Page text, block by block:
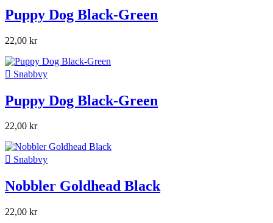
Puppy Dog Black-Green
22,00 kr
 Snabbvy
Puppy Dog Black-Green
22,00 kr
 Snabbvy
Nobbler Goldhead Black
22,00 kr